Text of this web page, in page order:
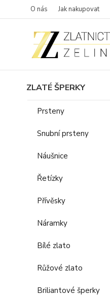
O nás Jak nakupovat
ZLATÉ ŠPERKY
Prsteny
Snubní prsteny
Náušnice
Řetízky
Přívěsky
Náramky
Bílé zlato
Růžové zlato
Briliantové šperky